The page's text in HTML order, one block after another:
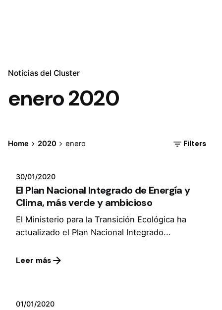
Noticias del Cluster
enero 2020
Home 2020 enero Filters
30/01/2020
El Plan Nacional Integrado de Energía y
Clima, más verde y ambicioso
El Ministerio para la Transición Ecológica ha
actualizado el Plan Nacional Integrado...
Leer más
01/01/2020